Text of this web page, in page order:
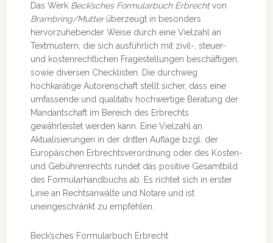
Das Werk Beck’sches Formularbuch Erbrechtvon
Brambring/Mutterüberzeugt in besonders
hervorzuhebender Weise durch eine Vielzahl an
Textmustern, die sich ausführlich mit zivil-, steuer-
und kostenrechtlichen Fragestellungen beschäftigen,
sowie diversen Checklisten. Die durchweg
hochkarätige Autorenschaft stellt sicher, dass eine
umfassende und qualitativ hochwertige Beratung der
Mandantschaft im Bereich des Erbrechts
gewährleistet werden kann. Eine Vielzahl an
Aktualisierungen in der dritten Auflage bzgl. der
Europäischen Erbrechtsverordnung oder des Kosten-
und Gebührenrechts rundet das positive Gesamtbild
des Formularhandbuchs ab. Es richtet sich in erster
Linie an Rechtsanwälte und Notare und ist
uneingeschränkt zu empfehlen.
Beck’sches Formularbuch Erbrecht